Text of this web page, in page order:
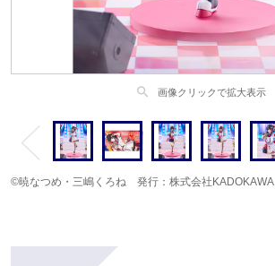
search 画像クリックで拡大表示
©暁なつめ・三嶋くろね 発行：株式会社KADOKAWA